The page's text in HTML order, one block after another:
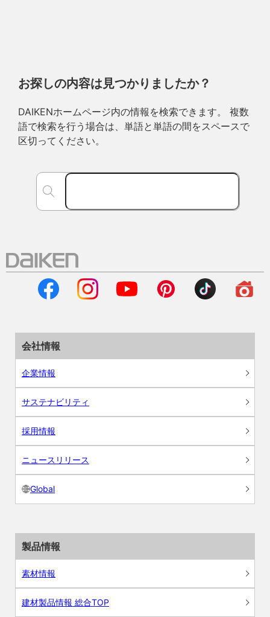
お探しの内容は見つかりましたか？
DAIKENホームページ内の情報を検索できます。 複数
語で検索を行う場合は、単語と単語の間をスペースで
区切ってください。
会社情報
企業情報
サステナビリティ
採用情報
ニュースリリース
Global
製品情報
素材情報
建材製品情報 総合TOP